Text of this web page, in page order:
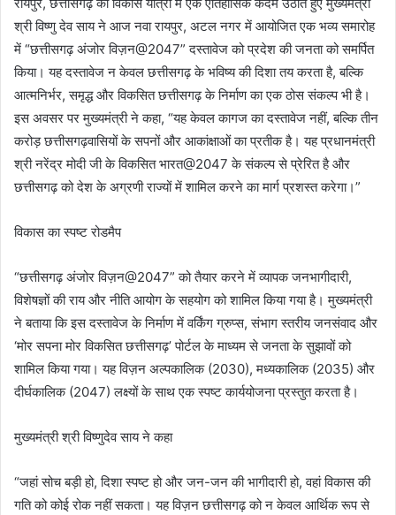
रायपुर, छत्तीसगढ़ की विकास यात्रा में एक ऐतिहासिक कदम उठाते हुए मुख्यमंत्री
श्री विष्णु देव साय ने आज नवा रायपुर, अटल नगर में आयोजित एक भव्य समारोह
में “छत्तीसगढ़ अंजोर विज़न@2047” दस्तावेज को प्रदेश की जनता को समर्पित
किया। यह दस्तावेज न केवल छत्तीसगढ़ के भविष्य की दिशा तय करता है, बल्कि
आत्मनिर्भर, समृद्ध और विकसित छत्तीसगढ़ के निर्माण का एक ठोस संकल्प भी है।
इस अवसर पर मुख्यमंत्री ने कहा, “यह केवल कागज का दस्तावेज नहीं, बल्कि तीन
करोड़ छत्तीसगढ़वासियों के सपनों और आकांक्षाओं का प्रतीक है। यह प्रधानमंत्री
श्री नरेंद्र मोदी जी के विकसित भारत@2047 के संकल्प से प्रेरित है और
छत्तीसगढ़ को देश के अग्रणी राज्यों में शामिल करने का मार्ग प्रशस्त करेगा।”
विकास का स्पष्ट रोडमैप
“छत्तीसगढ़ अंजोर विज़न@2047” को तैयार करने में व्यापक जनभागीदारी,
विशेषज्ञों की राय और नीति आयोग के सहयोग को शामिल किया गया है। मुख्यमंत्री
ने बताया कि इस दस्तावेज के निर्माण में वर्किंग ग्रुप्स, संभाग स्तरीय जनसंवाद और
‘मोर सपना मोर विकसित छत्तीसगढ़’ पोर्टल के माध्यम से जनता के सुझावों को
शामिल किया गया। यह विज़न अल्पकालिक (2030), मध्यकालिक (2035) और
दीर्घकालिक (2047) लक्ष्यों के साथ एक स्पष्ट कार्ययोजना प्रस्तुत करता है।
मुख्यमंत्री श्री विष्णुदेव साय ने कहा
“जहां सोच बड़ी हो, दिशा स्पष्ट हो और जन-जन की भागीदारी हो, वहां विकास की
गति को कोई रोक नहीं सकता। यह विज़न छत्तीसगढ़ को न केवल आर्थिक रूप से